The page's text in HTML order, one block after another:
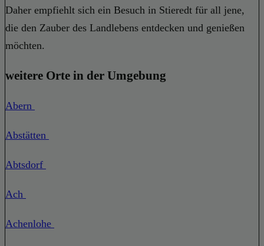
Daher empfiehlt sich ein Besuch in Stieredt für all jene,
die den Zauber des Landlebens entdecken und genießen
möchten.
weitere Orte in der Umgebung
Abern
Abstätten
Abtsdorf
Ach
Achenlohe